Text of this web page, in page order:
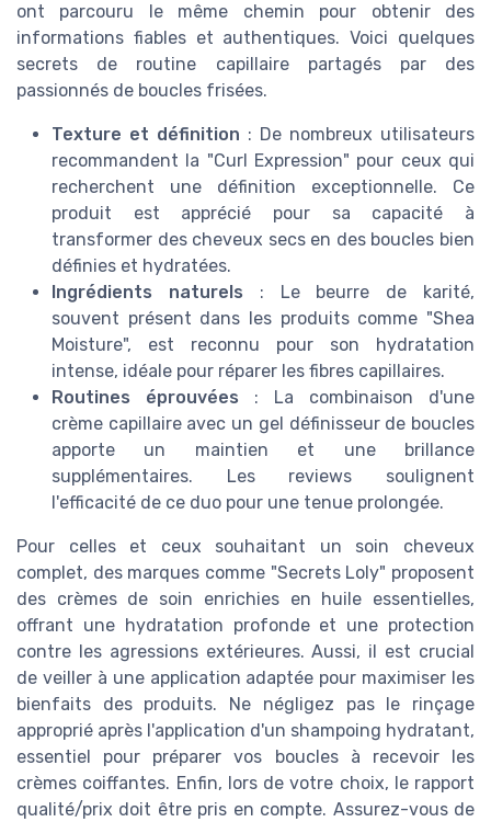
ont parcouru le même chemin pour obtenir des
informations fiables et authentiques. Voici quelques
secrets de routine capillaire partagés par des
passionnés de boucles frisées.
Texture et définition : De nombreux utilisateurs
recommandent la "Curl Expression" pour ceux qui
recherchent une définition exceptionnelle. Ce
produit est apprécié pour sa capacité à
transformer des cheveux secs en des boucles bien
définies et hydratées.
Ingrédients naturels : Le beurre de karité,
souvent présent dans les produits comme "Shea
Moisture", est reconnu pour son hydratation
intense, idéale pour réparer les fibres capillaires.
Routines éprouvées : La combinaison d'une
crème capillaire avec un gel définisseur de boucles
apporte un maintien et une brillance
supplémentaires. Les reviews soulignent
l'efficacité de ce duo pour une tenue prolongée.
Pour celles et ceux souhaitant un soin cheveux
complet, des marques comme "Secrets Loly" proposent
des crèmes de soin enrichies en huile essentielles,
offrant une hydratation profonde et une protection
contre les agressions extérieures. Aussi, il est crucial
de veiller à une application adaptée pour maximiser les
bienfaits des produits. Ne négligez pas le rinçage
approprié après l'application d'un shampoing hydratant,
essentiel pour préparer vos boucles à recevoir les
crèmes coiffantes. Enfin, lors de votre choix, le rapport
qualité/prix doit être pris en compte. Assurez-vous de